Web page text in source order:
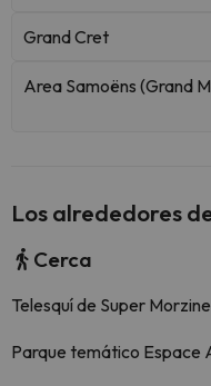
Grand Cret
Area Samoëns (Grand
Los alrededores
Cerca
Telesquí de Super Morzine
Parque temático Espace